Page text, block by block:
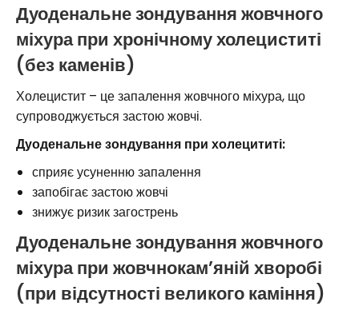
Дуоденальне зондування жовчного
міхура при хронічному холециститі
(без каменів)
Холецистит – це запалення жовчного міхура, що
супроводжується застою жовчі.
Дуоденальне зондування при холецититі:
сприяє усуненню запалення
запобігає застою жовчі
знижує ризик загострень
Дуоденальне зондування жовчного
міхура при жовчнокам’яній хворобі
(при відсутності великого каміння)